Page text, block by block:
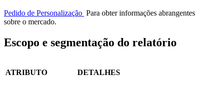
Pedido de Personalização Para obter informações abrangentes
sobre o mercado.
Escopo e segmentação do relatório
ATRIBUTO DETALHES